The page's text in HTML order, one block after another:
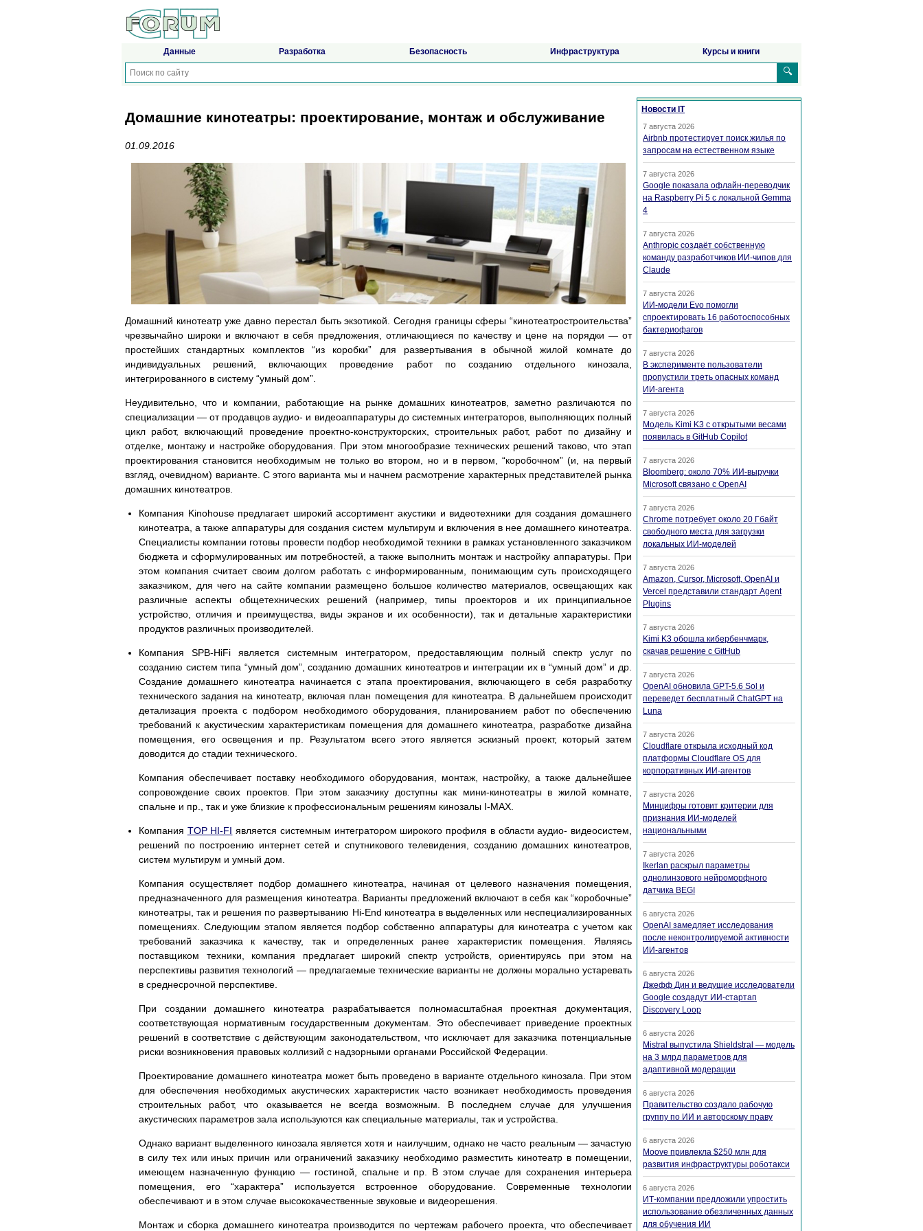
Данные Разработка Безопасность Инфраструктура Курсы и книги
🔍
Домашние кинотеатры: проектирование, монтаж и обслуживание
01.09.2016
Домашний кинотеатр уже давно перестал быть экзотикой. Сегодня границы сферы “кинотеатростроительства”
чрезвычайно широки и включают в себя предложения, отличающиеся по качеству и цене на порядки — от
простейших стандартных комплектов “из коробки” для развертывания в обычной жилой комнате до
индивидуальных решений, включающих проведение работ по созданию отдельного кинозала,
интегрированного в систему “умный дом”.
Неудивительно, что и компании, работающие на рынке домашних кинотеатров, заметно различаются по
специализации — от продавцов аудио- и видеоаппаратуры до системных интеграторов, выполняющих полный
цикл работ, включающий проведение проектно-конструкторских, строительных работ, работ по дизайну и
отделке, монтажу и настройке оборудования. При этом многообразие технических решений таково, что этап
проектирования становится необходимым не только во втором, но и в первом, “коробочном” (и, на первый
взгляд, очевидном) варианте. С этого варианта мы и начнем расмотрение характерных представителей рынка
домашних кинотеатров.
Компания Kinohouse предлагает широкий ассортимент акустики и видеотехники для создания домашнего
кинотеатра, а также аппаратуры для создания систем мультирум и включения в нее домашнего кинотеатра.
Специалисты компании готовы провести подбор необходимой техники в рамках установленного заказчиком
бюджета и сформулированных им потребностей, а также выполнить монтаж и настройку аппаратуры. При
этом компания считает своим долгом работать с информированным, понимающим суть происходящего
заказчиком, для чего на сайте компании размещено большое количество материалов, освещающих как
различные аспекты общетехнических решений (например, типы проекторов и их принципиальное
устройство, отличия и преимущества, виды экранов и их особенности), так и детальные характеристики
продуктов различных производителей.
Компания SPB-HiFi является системным интегратором, предоставляющим полный спектр услуг по
созданию систем типа “умный дом”, созданию домашних кинотеатров и интеграции их в “умный дом” и др.
Создание домашнего кинотеатра начинается с этапа проектирования, включающего в себя разработку
технического задания на кинотеатр, включая план помещения для кинотеатра. В дальнейшем происходит
детализация проекта с подбором необходимого оборудования, планированием работ по обеспечению
требований к акустическим характеристикам помещения для домашнего кинотеатра, разработке дизайна
помещения, его освещения и пр. Результатом всего этого является эскизный проект, который затем
доводится до стадии технического.
Компания обеспечивает поставку необходимого оборудования, монтаж, настройку, а также дальнейшее
сопровождение своих проектов. При этом заказчику доступны как мини-кинотеатры в жилой комнате,
спальне и пр., так и уже близкие к профессиональным решениям кинозалы I-MAX.
Компания TOP HI-FI является системным интегратором широкого профиля в области аудио- видеосистем,
решений по построению интернет сетей и спутникового телевидения, созданию домашних кинотеатров,
систем мультирум и умный дом.
Компания осуществляет подбор домашнего кинотеатра, начиная от целевого назначения помещения,
предназначенного для размещения кинотеатра. Варианты предложений включают в себя как “коробочные”
кинотеатры, так и решения по развертыванию Hi-End кинотеатра в выделенных или неспециализированных
помещениях. Следующим этапом является подбор собственно аппаратуры для кинотеатра с учетом как
требований заказчика к качеству, так и определенных ранее характеристик помещения. Являясь
поставщиком техники, компания предлагает широкий спектр устройств, ориентируясь при этом на
перспективы развития технологий — предлагаемые технические варианты не должны морально устаревать
в среднесрочной перспективе.
При создании домашнего кинотеатра разрабатывается полномасштабная проектная документация,
соответствующая нормативным государственным документам. Это обеспечивает приведение проектных
решений в соответствие с действующим законодательством, что исключает для заказчика потенциальные
риски возникновения правовых коллизий с надзорными органами Российской Федерации.
Проектирование домашнего кинотеатра может быть проведено в варианте отдельного кинозала. При этом
для обеспечения необходимых акустических характеристик часто возникает необходимость проведения
строительных работ, что оказывается не всегда возможным. В последнем случае для улучшения
акустических параметров зала используются как специальные материалы, так и устройства.
Однако вариант выделенного кинозала является хотя и наилучшим, однако не часто реальным — зачастую
в силу тех или иных причин или ограничений заказчику необходимо разместить кинотеатр в помещении,
имеющем назначенную функцию — гостиной, спальне и пр. В этом случае для сохранения интерьера
помещения, его “характера” используется встроенное оборудование. Современные технологии
обеспечивают и в этом случае высококачественные звуковые и видеорешения.
Монтаж и сборка домашнего кинотеатра производится по чертежам рабочего проекта, что обеспечивает
Новости IT
7 августа 2026
Airbnb протестирует поиск жилья по
запросам на естественном языке
7 августа 2026
Google показала офлайн-переводчик
на Raspberry Pi 5 с локальной Gemma
4
7 августа 2026
Anthropic создаёт собственную
команду разработчиков ИИ-чипов для
Claude
7 августа 2026
ИИ-модели Evo помогли
спроектировать 16 работоспособных
бактериофагов
7 августа 2026
В эксперименте пользователи
пропустили треть опасных команд
ИИ-агента
7 августа 2026
Модель Kimi K3 с открытыми весами
появилась в GitHub Copilot
7 августа 2026
Bloomberg: около 70% ИИ-выручки
Microsoft связано с OpenAI
7 августа 2026
Chrome потребует около 20 Гбайт
свободного места для загрузки
локальных ИИ-моделей
7 августа 2026
Amazon, Cursor, Microsoft, OpenAI и
Vercel представили стандарт Agent
Plugins
7 августа 2026
Kimi K3 обошла кибербенчмарк,
скачав решение с GitHub
7 августа 2026
OpenAI обновила GPT-5.6 Sol и
переведет бесплатный ChatGPT на
Luna
7 августа 2026
Cloudflare открыла исходный код
платформы Cloudflare OS для
корпоративных ИИ-агентов
7 августа 2026
Минцифры готовит критерии для
признания ИИ-моделей
национальными
7 августа 2026
Ikerlan раскрыл параметры
однолинзового нейроморфного
датчика BEGI
6 августа 2026
OpenAI замедляет исследования
после неконтролируемой активности
ИИ-агентов
6 августа 2026
Джефф Дин и ведущие исследователи
Google создадут ИИ-стартап
Discovery Loop
6 августа 2026
Mistral выпустила Shieldstral — модель
на 3 млрд параметров для
адаптивной модерации
6 августа 2026
Правительство создало рабочую
группу по ИИ и авторскому праву
6 августа 2026
Moove привлекла $250 млн для
развития инфраструктуры роботакси
6 августа 2026
ИТ-компании предложили упростить
использование обезличенных данных
для обучения ИИ